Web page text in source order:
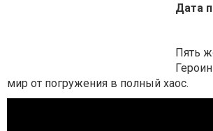
Дата
Пять
мир от погружения в полный хаос.